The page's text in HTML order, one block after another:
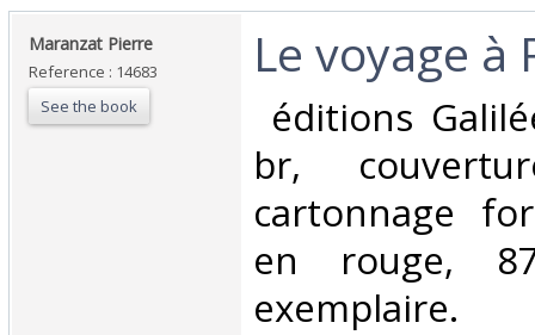
‎Maranzat Pierre‎
Reference : 14683
See the book
‎Le voyage à
éditions
br,
cartonnage
en rouge,
exemplaire.‎